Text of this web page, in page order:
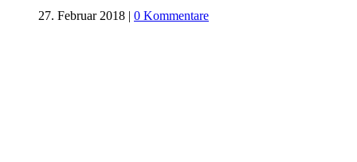
27. Februar 2018 | 0 Kommentare